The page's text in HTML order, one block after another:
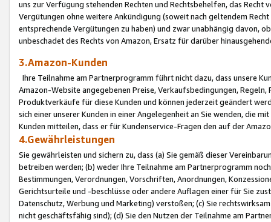
uns zur Verfügung stehenden Rechten und Rechtsbehelfen, das
Vergütungen ohne weitere Ankündigung (soweit nach geltendem
entsprechende Vergütungen zu haben) und zwar unabhängig davon,
unbeschadet des Rechts von Amazon, Ersatz für darüber
3.Amazon-Kunden
Ihre Teilnahme am Partnerprogramm führt nicht dazu, dass unsere
Amazon-Website angegebenen Preise, Verkaufsbedingungen,
Produktverkäufe für diese Kunden und können jederzeit geändert
sich einer unserer Kunden in einer Angelegenheit an Sie wenden, die
Kunden mitteilen, dass er für Kundenservice-Fragen den auf der
4.Gewährleistungen
Sie gewährleisten und sichern zu, dass (a) Sie gemäß dieser
betreiben werden; (b) weder Ihre Teilnahme am Partnerprogramm
Bestimmungen, Verordnungen, Vorschriften, Anordnungen,
Gerichtsurteile und -beschlüsse oder andere Auflagen einer für Sie
Datenschutz, Werbung und Marketing) verstoßen; (c) Sie
nicht geschäftsfähig sind); (d) Sie den Nutzen der Teilnahme am